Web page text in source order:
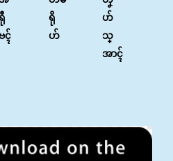
ၚ်
ရို
ဟ်
ဟ်
သ္
အာၚ်